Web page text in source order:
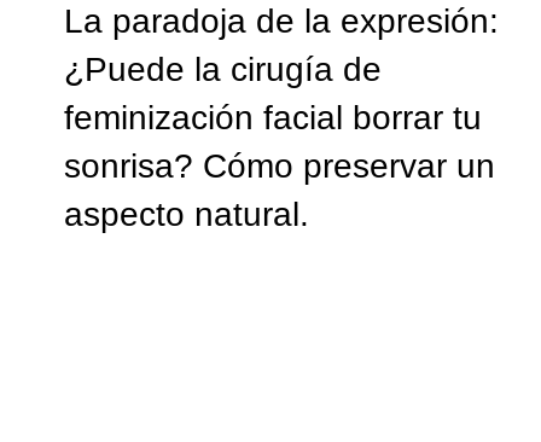
La paradoja de la expresión:
¿Puede la cirugía de
feminización facial borrar tu
sonrisa? Cómo preservar un
aspecto natural.